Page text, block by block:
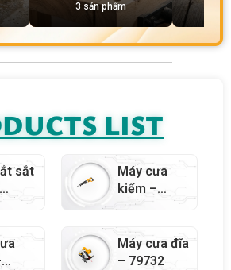
3 sản phẩm
LIST
sắt
Máy cưa
kiếm –
79741
Máy cưa đĩa
– 79732